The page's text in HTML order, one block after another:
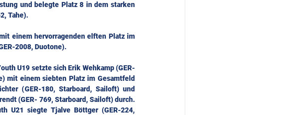
und belegte Platz 8 in dem starken
Tahe).
einem hervorragenden elften Platz im
2008, Duotone).
U19 setzte sich Erik Wehkamp (GER-
mit einem siebten Platz im Gesamtfeld
(GER-180, Starboard, Sailoft) und
(GER- 769, Starboard, Sailoft) durch.
U21 siegte Tjalve Böttger (GER-224,